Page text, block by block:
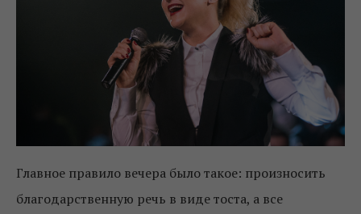
Главное правило вечера было такое: произносить
благодарственную речь в виде тоста, а все